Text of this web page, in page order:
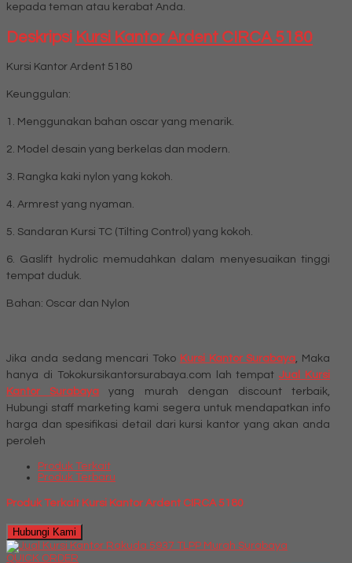
kepada teman atau kerabat Anda.
Deskripsi Kursi Kantor Ardent CIRCA 5180
Kursi Kantor Ardent 5180
Keunggulan:
1. Menggunakan bahan oscar yang menarik.
2. Model desain yang berkelas dan modern.
3. Rangka kaki nylon yang kokoh.
4. Armrest yang nyaman.
5. Sandaran Kursi TC (Tilting Control) yang kokoh.
6. Gaslift hydrolic memudahkan dalam menyesuaikan tinggi
tempat duduk.
Bahan: Oscar dan Nylon
Jika anda sedang mencari Toko Kursi Kantor Surabaya, Maka
hanya di Tokokursikantorsurabaya.com lah tempatJual Kursi
Kantor Surabaya yang murah dengan discount terbaik,
Hubungi staff marketing kami segera untuk mendapatkan info
harga dan spesifikasi detail dari kursi kantor yang akan anda
peroleh
Produk Terkait
Produk Terbaru
Produk Terkait Kursi Kantor Ardent CIRCA 5180
Hubungi Kami
QUICK ORDER